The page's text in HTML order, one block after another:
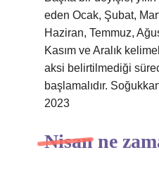
eden Ocak, Şubat,
Haziran, Temmuz,
Kasım ve Aralık
aksi belirtilmediği
başlamalıdır.
2023
Nisan ne